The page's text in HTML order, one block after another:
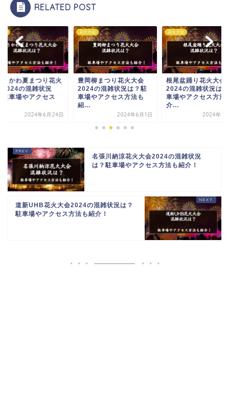
RELATED POST
柳まつり花火大会
の混雑状況は？駐
やアクセス方法も
2024年6月1日
花火大会
根尾盆踊り花火大会
2024の混雑状況は？駐
車場やアクセス方法も紹
介...
2024年6月13日
花火大会
うわじま牛鬼まつり
打上花火2024の混
況は？駐車場やアク
名張川納涼花火大会2024の混雑状況
は？駐車場やアクセス方法も紹介！
道新UHB花火大会2024の混雑状況は？
駐車場やアクセス方法も紹介！